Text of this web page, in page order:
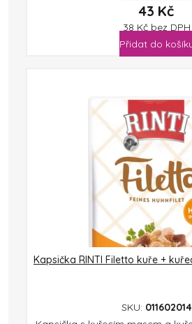
43 Kč
38 Kč bez DPH
Přidat do
Kapsička RINTI Filetto kuře +
SKU: 011602014